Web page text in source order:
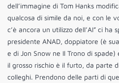
dell’immagine di Tom Hanks
qualcosa di simile da noi, e con le
c’è ancora un utilizzo dell’AI” ci ha
presidente ANAD, doppiatore (è
e di Jon Snow ne Il Trono di
il grosso rischio è il furto, da parte
colleghi. Prendono delle parti di